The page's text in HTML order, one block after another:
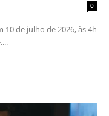
0
de julho de 2026, às 4h